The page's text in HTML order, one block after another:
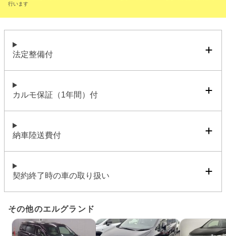
行います
法定整備付
カルモ保証（1年間）付
納車陸送費付
契約終了時の車の取り扱い
その他のエルグランド